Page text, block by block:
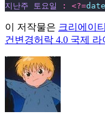
지난주 토요일 : <?=date
이 저작물은 크리에이
건변경허락 4.0 국제 라